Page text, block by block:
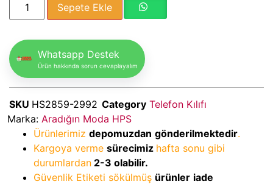
Sepete Ekle
Whatsapp Destek
Ürün hakkında sorun cevaplayalım
SKU HS2859-2992 Category Telefon Kılıfı
Marka: Aradığın Moda HPS
Ürünlerimiz depomuzdan gönderilmektedir.
Kargoya verme sürecimiz hafta sonu gibi
durumlardan 2-3 olabilir.
Güvenlik Etiketi sökülmüş ürünler iade